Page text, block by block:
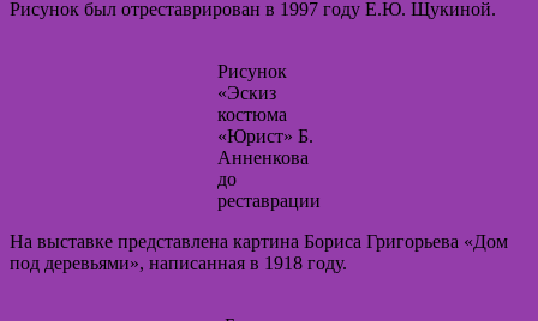
Рисунок был отреставрирован в 1997 году Е.Ю. Щукиной.
Рисунок
«Эскиз
костюма
«Юрист» Б.
Анненкова
до
реставрации
На выставке представлена картина Бориса Григорьева «Дом
под деревьями», написанная в 1918 году.